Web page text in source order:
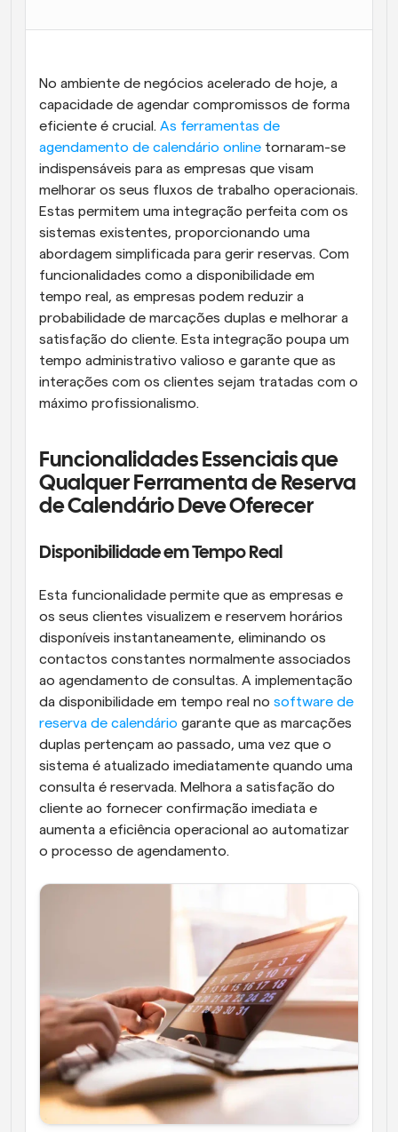
Agendamento potenciado com chamadas
impulsionadas por IA
Fluxos de trabalho
Blogue
Mantenha-se atualizado com as últimas notícias e
atualizações
Reuniões Instantâneas
Reunião com clientes em minutos
Links de Grupo Dinâmico
Agende reuniões de forma fluida com várias pessoas
Webhooks
Receba notificações quando algo acontecer
No ambiente de negócios acelerado de hoje, a
capacidade de agendar compromissos de forma
eficiente é crucial. As ferramentas de
agendamento de calendário online tornaram-se
indispensáveis para as empresas que visam
melhorar os seus fluxos de trabalho operacionais.
Estas permitem uma integração perfeita com os
sistemas existentes, proporcionando uma
abordagem simplificada para gerir reservas. Com
funcionalidades como a disponibilidade em
tempo real, as empresas podem reduzir a
probabilidade de marcações duplas e melhorar a
satisfação do cliente. Esta integração poupa um
tempo administrativo valioso e garante que as
interações com os clientes sejam tratadas com o
máximo profissionalismo.
Funcionalidades Essenciais que
Qualquer Ferramenta de Reserva
de Calendário Deve Oferecer
Disponibilidade em Tempo Real
Esta funcionalidade permite que as empresas e
os seus clientes visualizem e reservem horários
disponíveis instantaneamente, eliminando os
contactos constantes normalmente associados
ao agendamento de consultas. A implementação
da disponibilidade em tempo real no software de
reserva de calendário garante que as marcações
duplas pertençam ao passado, uma vez que o
sistema é atualizado imediatamente quando uma
consulta é reservada. Melhora a satisfação do
cliente ao fornecer confirmação imediata e
aumenta a eficiência operacional ao automatizar
o processo de agendamento.